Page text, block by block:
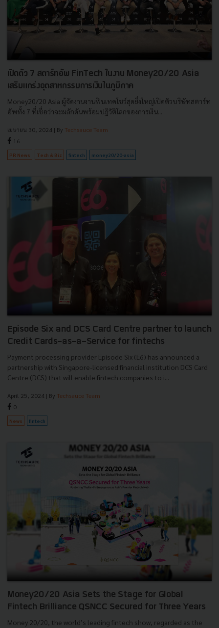
เปิดตัว 7 สตาร์ทอัพ FinTech ในงาน Money20/20 Asia
เสริมแกร่งอุตสาหกรรมการเงินในภูมิภาค
Money20/20 Asia ผู้จัดงานงานฟินเทคโชว์สุดยิ่งใหญ่เปิดตัวบริษัทสตาร์ท
อัพทั้ง 7 ที่เชื่อว่าจะผลักดันพร้อมปฏิวัติโลกของการเงิน...
เมษายน 30, 2024 | By Techsauce Team
16
PR News Tech & Biz fintech money20/20-asia
Episode Six and DCS Card Centre partner to launch
Credit Cards-as-a-Service for fintechs
Payment processing provider Episode Six (E6) has announced a
partnership with Singapore-licensed financial institution DCS Card
Centre (DCS) that will enable fintech companies to i...
April 25, 2024 | By Techsauce Team
0
News fintech
Money20/20 Asia Sets the Stage for Global
Fintech Brilliance QSNCC Secured for Three Years
Money 20/20, the world’s leading fintech show, regarded as the